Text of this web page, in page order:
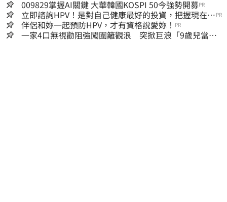
009829掌握AI關鍵 大華韓國KOSPI 50今強勢開募PR
立即諮詢HPV！是對自己健康最好的投資，把握現在不
嫌晚！
PR
伴侶和妳一起預防HPV，才有資格說愛妳！ PR
一家4口無視勸阻強闖圍籬觀浪 突掀巨浪「9歲兒當場